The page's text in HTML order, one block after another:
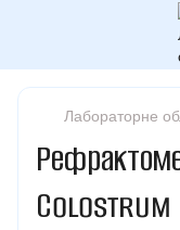
Лабораторне
Colostrum